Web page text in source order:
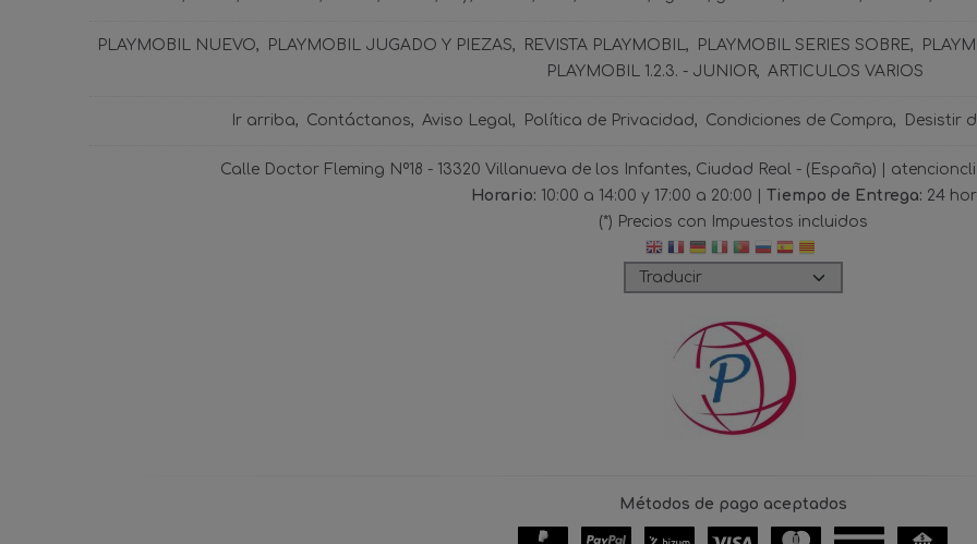
PLAYMOBIL NUEVO PLAYMOBIL JUGADO Y PIEZAS REVISTA PLAYMOBIL PLAYMOBIL SERIES SOBRE
PLAYMOBIL 1.2.3. - JUNIOR
ARTICULOS VARIOS
Ir arriba Contáctanos Aviso Legal Política de Privacidad Condiciones de Compra Desistir
Calle Doctor Fleming Nº18 - 13320 Villanueva de los Infantes, Ciudad Real - (España) |
Horario: 10:00 a 14:00 y 17:00 a 20:00 | Tiempo de Entrega: 24
(*) Precios con Impuestos incluidos
Métodos de pago aceptados